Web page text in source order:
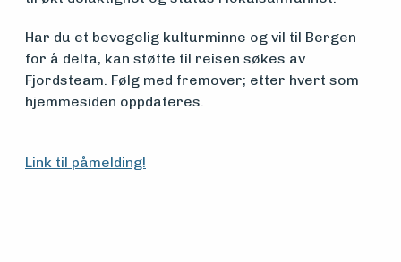
Har du et bevegelig kulturminne og vil til Bergen
for å delta, kan støtte til reisen søkes av
Fjordsteam. Følg med fremover; etter hvert som
hjemmesiden oppdateres.
Link til påmelding!